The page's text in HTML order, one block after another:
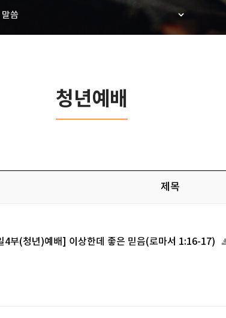
말씀
청년예배
제목
4부(청년)예배] 이상한데 좋은 믿음(로마서 1:16-17)